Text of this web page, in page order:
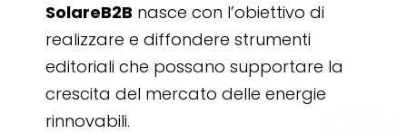
SolareB2B nasce con l’obiettivo di
realizzare e diffondere strumenti
editoriali che possano supportare la
crescita del mercato delle energie
rinnovabili.